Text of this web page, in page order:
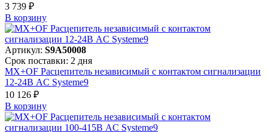
3 739 ₽
В корзинy
Артикул: S9A50008
Срок поставки: 2 дня
MX+OF Расцепитель независимый с контактом сигнализации
12-24В AC Systeme9
10 126 ₽
В корзинy